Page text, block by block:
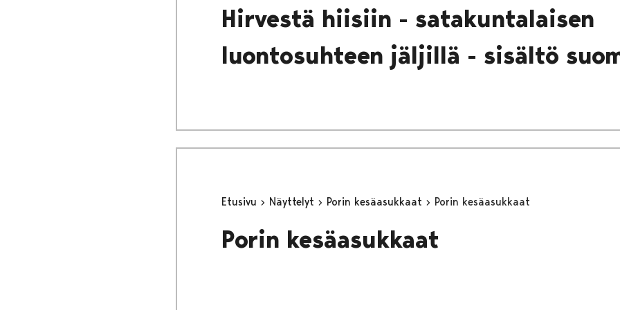
Hirvestä hiisiin - satakuntalaisen
luontosuhteen jäljillä - sisältö
Etusivu Näyttelyt Porin kesäasukkaat Porin kesäasukkaat
Porin kesäasukkaat